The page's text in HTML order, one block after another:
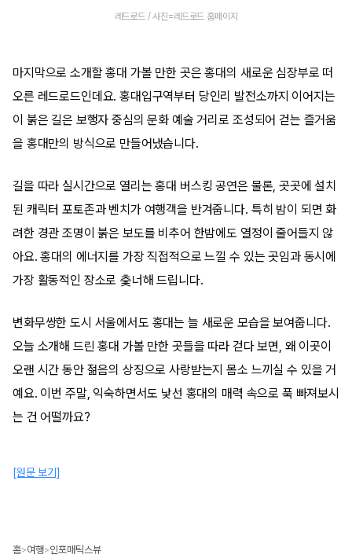
레드로드 / 사진=레드로드 홈페이지
마지막으로 소개할 홍대 가볼 만한 곳은 홍대의 새로운 심장부로 떠
오른 레드로드인데요. 홍대입구역부터 당인리 발전소까지 이어지는
이 붉은 길은 보행자 중심의 문화 예술 거리로 조성되어 걷는 즐거움
을 홍대만의 방식으로 만들어냈습니다.
길을 따라 실시간으로 열리는 홍대 버스킹 공연은 물론, 곳곳에 설치
된 캐릭터 포토존과 벤치가 여행객을 반겨줍니다. 특히 밤이 되면 화
려한 경관 조명이 붉은 보도를 비추어 한밤에도 열정이 줄어들지 않
아요. 홍대의 에너지를 가장 직접적으로 느낄 수 있는 곳임과 동시에
가장 활동적인 장소로 춫너해 드립니다.
변화무쌍한 도시 서울에서도 홍대는 늘 새로운 모습을 보여줍니다.
오늘 소개해 드린 홍대 가볼 만한 곳들을 따라 걷다 보면, 왜 이곳이
오랜 시간 동안 젊음의 상징으로 사랑받는지 몸소 느끼실 수 있을 거
예요. 이번 주말, 익숙하면서도 낯선 홍대의 매력 속으로 푹 빠져보시
는 건 어떨까요?
[원문 보기]
홈>여행>인포매틱스뷰